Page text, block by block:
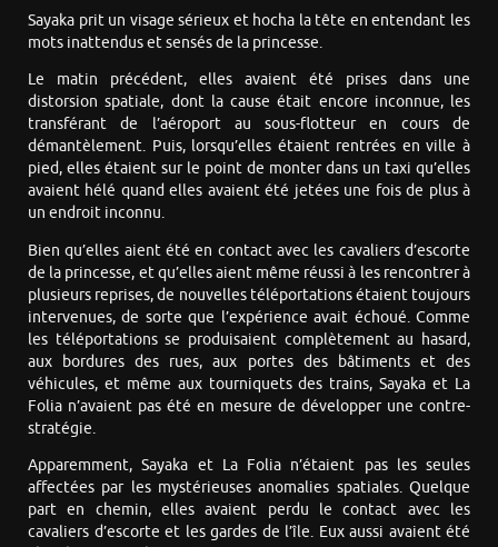
Sayaka prit un visage sérieux et hocha la tête en entendant les
mots inattendus et sensés de la princesse.
Le matin précédent, elles avaient été prises dans une
distorsion spatiale, dont la cause était encore inconnue, les
transférant de l’aéroport au sous-flotteur en cours de
démantèlement. Puis, lorsqu’elles étaient rentrées en ville à
pied, elles étaient sur le point de monter dans un taxi qu’elles
avaient hélé quand elles avaient été jetées une fois de plus à
un endroit inconnu.
Bien qu’elles aient été en contact avec les cavaliers d’escorte
de la princesse, et qu’elles aient même réussi à les rencontrer à
plusieurs reprises, de nouvelles téléportations étaient toujours
intervenues, de sorte que l’expérience avait échoué. Comme
les téléportations se produisaient complètement au hasard,
aux bordures des rues, aux portes des bâtiments et des
véhicules, et même aux tourniquets des trains, Sayaka et La
Folia n’avaient pas été en mesure de développer une contre-
stratégie.
Apparemment, Sayaka et La Folia n’étaient pas les seules
affectées par les mystérieuses anomalies spatiales. Quelque
part en chemin, elles avaient perdu le contact avec les
cavaliers d’escorte et les gardes de l’île. Eux aussi avaient été